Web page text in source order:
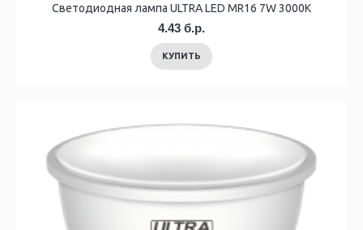
Светодиодная лампа ULTRA LED MR16 7W 3000K
4.43 б.р.
КУПИТЬ